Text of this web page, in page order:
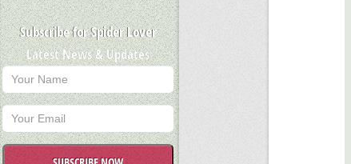
Subscribe for Spider Lover
Latest News & Updates